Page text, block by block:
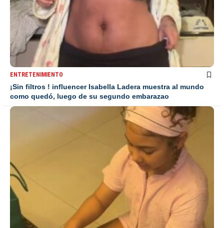
ENTRETENIMIENTO
¡Sin filtros ! influencer Isabella Ladera muestra al mundo
como quedó, luego de su segundo embarazao